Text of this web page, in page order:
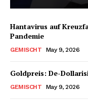
Hantavirus auf
Pandemie
GEMISCHT May 9, 2026
Goldpreis: De-
GEMISCHT May 9, 2026